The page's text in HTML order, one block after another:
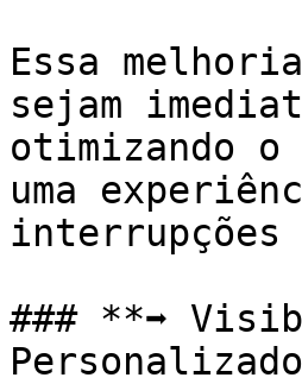
Essa
sejam
otimizando
uma
### **➡️